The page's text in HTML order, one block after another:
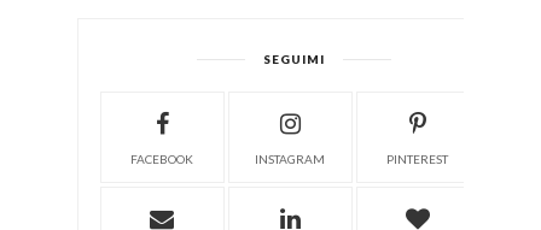
SEGUIMI
FACEBOOK INSTAGRAM PINTEREST